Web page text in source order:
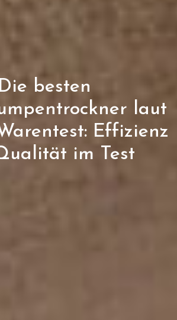
Die besten
laut
Effizienz
im Test